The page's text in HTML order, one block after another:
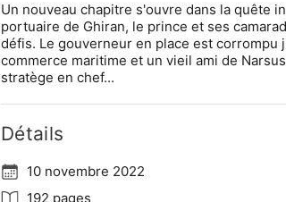
Un nouveau chapitre s'ouvre dans la quête
portuaire de Ghiran, le prince et ses
défis. Le gouverneur en place est corrompu
commerce maritime et un vieil ami de
stratège en chef...
Détails
10 novembre 2022
192 pages